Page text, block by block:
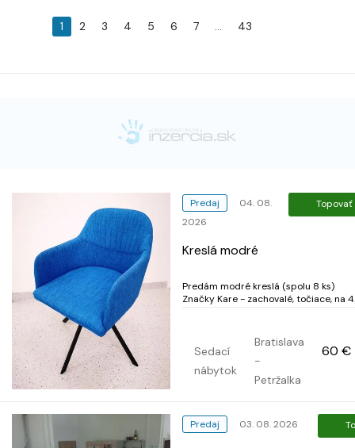
1 2 3 4 5 6 7 43
Predaj
04. 08.
2026
Topovať
Kreslá modré
Predám modré kreslá (spolu 8 ks)
Značky Kare - zachovalé, točiace, na
(Spolu 480, - Eur) Odvoz na náklady
kupujúceho. Kreslá sú v Bratisl...
Sedací
nábytok
Bratislava
-
Petržalka
60 €
Predaj 03. 08. 2026